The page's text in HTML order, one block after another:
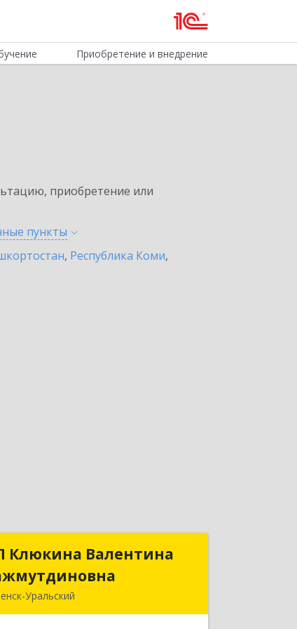
Приобретение и внедрение
приобретение или
пункты
, Республика Коми,
Клюкина Валентина
Уральский
ИП Клюкина Валентина
Нажмутдиновна